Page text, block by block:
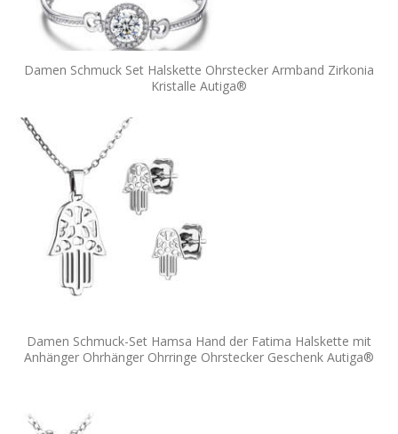
Damen Schmuck Set Halskette Ohrstecker Armband Zirkonia
Kristalle Autiga®
Damen Schmuck-Set Hamsa Hand der Fatima Halskette mit
Anhänger Ohrhänger Ohrringe Ohrstecker Geschenk Autiga®